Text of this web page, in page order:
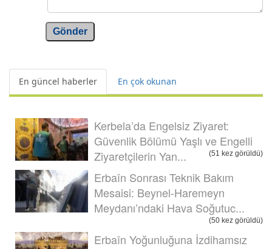
Gönder
En güncel haberler En çok okunan
Kerbela’da Engelsiz Ziyaret:
Güvenlik Bölümü Yaşlı ve Engelli
Ziyaretçilerin Yan...
(51 kez görüldü)
Erbaîn Sonrası Teknik Bakım
Mesaisi: Beynel-Haremeyn
Meydanı’ndaki Hava Soğutuc...
(50 kez görüldü)
Erbaîn Yoğunluğuna İzdihamsız